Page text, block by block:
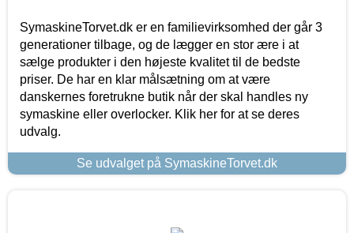
SymaskineTorvet.dk er en familievirksomhed der går 3
generationer tilbage, og de lægger en stor ære i at
sælge produkter i den højeste kvalitet til de bedste
priser. De har en klar målsætning om at være
danskernes foretrukne butik når der skal handles ny
symaskine eller overlocker. Klik her for at se deres
udvalg.
Se udvalget på SymaskineTorvet.dk